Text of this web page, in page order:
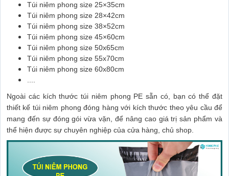
Túi niêm phong size 25×35cm
Túi niêm phong size 28×42cm
Túi niêm phong size 38×52cm
Túi niêm phong size 45×60cm
Túi niêm phong size 50x65cm
Túi niêm phong size 55x70cm
Túi niêm phong size 60x80cm
....
Ngoài các kích thước túi niêm phong PE sẵn có, bạn có thể đặt
thiết kế túi niêm phong đóng hàng với kích thước theo yêu cầu để
mang đến sự đóng gói vừa vặn, để nâng cao giá trị sản phẩm và
thể hiện được sự chuyên nghiệp của cửa hàng, chủ shop.